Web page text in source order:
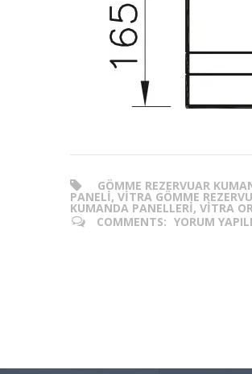
GÖMME REZERVUAR
PANELI, VITRA GÖMME
KUMANDA PANELLERI, VITRA
COMMENTS: YORUM